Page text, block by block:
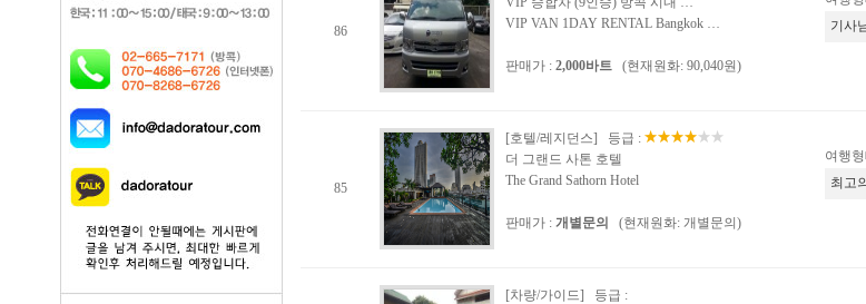
86
VIP VAN 1DAY RENTAL Bangkok …
판매가 : 2,000바트 (현재원화: 90,040원)
기사
85
[호텔/레지던스] 등급 :
더 그랜드 사톤 호텔
The Grand Sathorn Hotel
판매가 : 개별문의 (현재원화: 개별문의)
여행
최고
[차량/가이드] 등급 :